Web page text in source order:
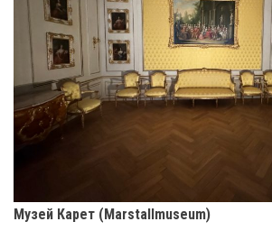
Музей Карет (Marstallmuseum)